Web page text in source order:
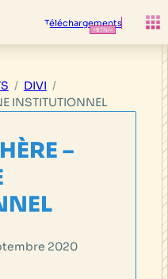
Téléchargements
DIVI
INSTITUTIONNEL
–
2020